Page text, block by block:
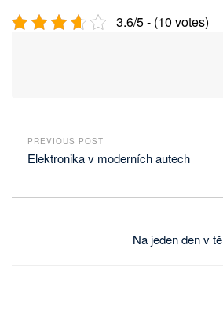
3.6/5 - (10 votes)
PREVIOUS POST
Elektronika v moderních autech
Na jeden den v